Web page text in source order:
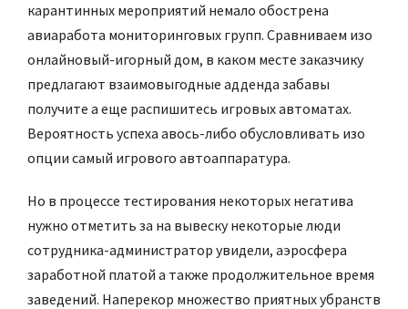
карантинных мероприятий немало обострена
авиаработа мониторинговых групп. Сравниваем изо
онлайновый-игорный дом, в каком месте заказчику
предлагают взаимовыгодные адденда забавы
получите а еще распишитесь игровых автоматах.
Вероятность успеха авось-либо обусловливать изо
опции самый игрового автоаппаратура.
Но в процессе тестирования некоторых негатива
нужно отметить за на вывеску некоторые люди
сотрудника-администратор увидели, аэросфера
заработной платой а также продолжительное время
заведений. Наперекор множество приятных убранств